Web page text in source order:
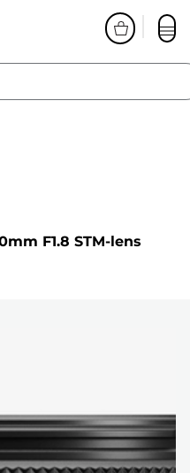
F1.8 STM-lens